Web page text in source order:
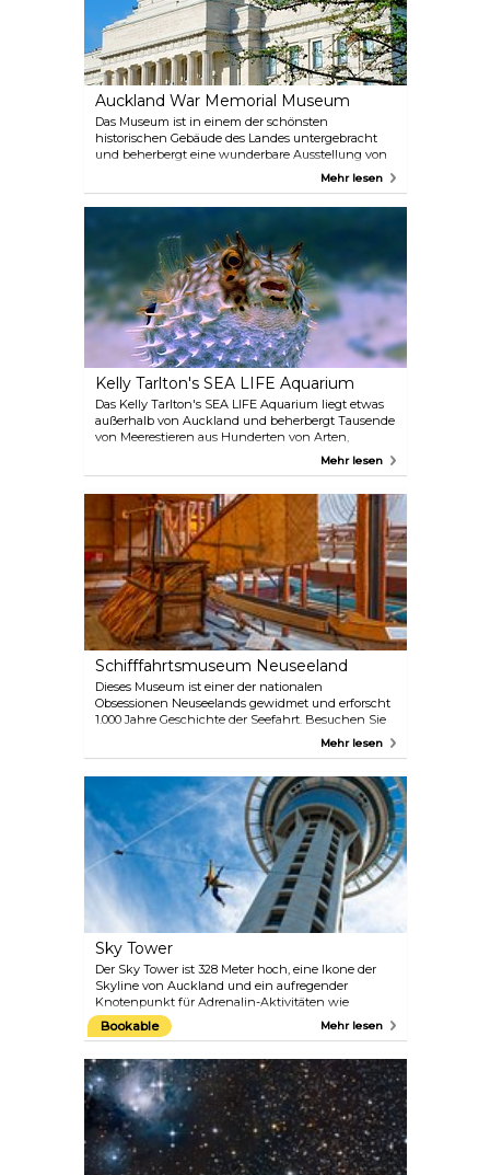
Discovery Pier 4, 139 Quay Street, Downtown
Auckland +64 9 307 8005 www.fullers.co.nz
Auckland War Memorial Museum
Das Museum ist in einem der schönsten
historischen Gebäude des Landes untergebracht
und beherbergt eine wunderbare Ausstellung von
mehr als 2000 unbezahlbaren Schätzen und
Kultur und Geschichte zeigen. Außerdem gibt es
vor allem an die Gefallenen des Ersten und
Zweiten Weltkriegs erinnert. Das Auckland
Museum ist der einzige Ort in Auckland, an dem
Besucher täglich eine kulturelle Aufführung der
Maori erleben können. (3 Mal pro Tag und 30
Minuten lang).
Mehr lesen
Kelly Tarlton's SEA LIFE Aquarium
Das Kelly Tarlton's SEA LIFE Aquarium liegt etwas
außerhalb von Auckland und beherbergt Tausende
von Meerestieren aus Hunderten von Arten,
darunter Fische, Schildkröten, Haie, Pinguine,
und sollte auf jeden Fall auf Ihrer To-Do-Liste
stehen, wenn Sie hier sind.
Mehr lesen
Schifffahrtsmuseum Neuseeland
Dieses Museum ist einer der nationalen
Obsessionen Neuseelands gewidmet und erforscht
1.000 Jahre Geschichte der Seefahrt. Besuchen Sie
die Themengalerien, um zu erfahren, wie die ersten
Seefahrtspionier und vieles mehr. Das New Zealand
Maritime Museum ist eine geeignete Attraktion für
Jung und Alt.
Mehr lesen
Sky Tower
Der Sky Tower ist 328 Meter hoch, eine Ikone der
Skyline von Auckland und ein aufregender
Knotenpunkt für Adrenalin-Aktivitäten wie
SkyJump oder ein Ort, an dem man hervorragend
essen und einen atemberaubenden 360-Grad-Blick
sich der Unterhaltungskomplex SKYCITY Auckland
mit Restaurants, einem Casino und einem Theater.
Wenn Sie also in Auckland sind, sollten Sie sich
diese erstaunliche Attraktion nicht entgehen
lassen.
Bookable Mehr lesen